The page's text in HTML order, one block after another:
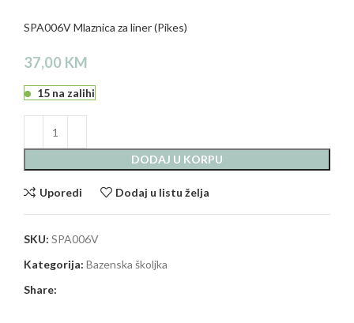
SPA006V Mlaznica za liner (Pikes)
37,00 KM
15 na zalihi
DODAJ U KORPU
Uporedi Dodaj u listu želja
SKU: SPA006V
Kategorija: Bazenska školjka
Share: